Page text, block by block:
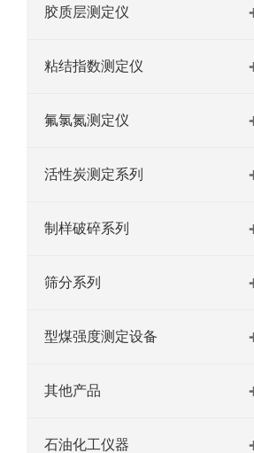
胶质层测定仪
粘结指数测定仪
氟氯氮测定仪
活性炭测定系列
制样破碎系列
筛分系列
型煤强度测定设备
其他产品
石油化工仪器